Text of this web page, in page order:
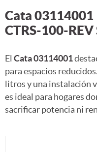
Cata
CTRS-100-REV
El Cata 03114001
para espacios
litros y una instalación
es ideal para hogares
sacrificar potencia ni